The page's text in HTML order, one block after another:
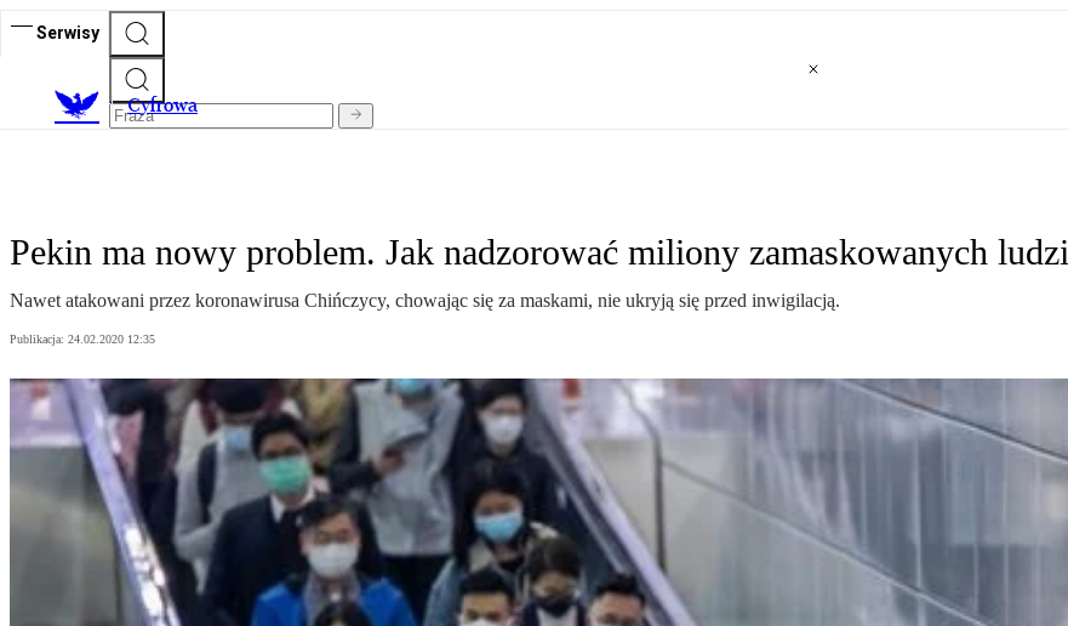
Serwisy
Cyfrowa
Pekin ma nowy problem. Jak nadzorować miliony zamaskowanych ludzi
Nawet atakowani przez koronawirusa Chińczycy, chowając się za maskami, nie ukryją się przed inwigilacją.
Publikacja: 24.02.2020 12:35